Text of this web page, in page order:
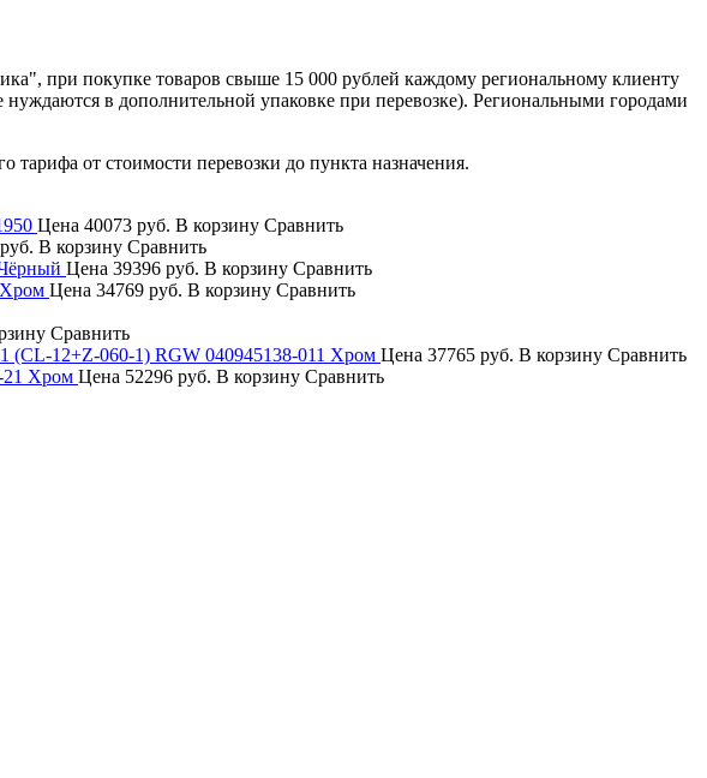
при покупке товаров свыше 15 000 рублей каждому региональному клиенту
в дополнительной упаковке при перевозке). Региональными городами
от стоимости перевозки до пункта назначения.
Цена 40073 руб. В корзину Сравнить
В корзину Сравнить
Цена 39396 руб. В корзину Сравнить
Хром Цена 34769 руб. В корзину Сравнить
Сравнить
(CL-12+Z-060-1) RGW 040945138-011 Хром Цена 37765 руб. В корзину Сравнить
21 Хром Цена 52296 руб. В корзину Сравнить